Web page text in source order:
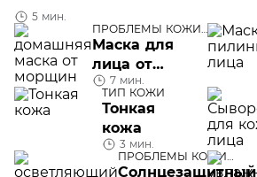
5 мин.
ПРОБЛЕМЫ КОЖИ
ЛИЦА
Маска для
лица от
морщин:
домашнего
приготовления
или готовые
средства?
7 мин.
ТИП КОЖИ
Тонкая
кожа
3 мин.
ПРОБЛЕМЫ КОЖИ
ЛИЦА
Солнцезащитный